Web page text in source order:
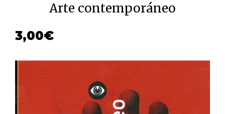
Arte contemporáneo
3,00€